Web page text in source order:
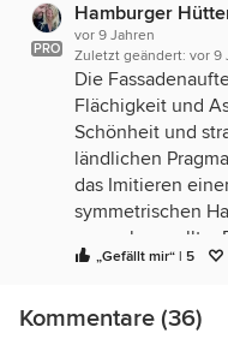
PRO
Hamburger
vor 9 Jahren
Zuletzt geändert: vor 9
Die
Flächigkeit und
Schönheit und
ländlichen
das Imitieren
symmetrischen
versuchen sollte.
fragwürdig und
unterstreicht
Ich würde die
„Gefällt mir“ | 5
Kommentare (36)